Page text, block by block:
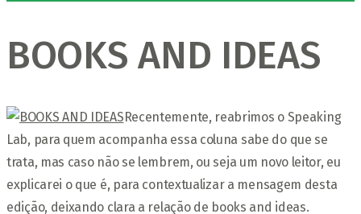
BOOKS AND IDEAS
Recentemente, reabrimos o Speaking
Lab, para quem acompanha essa coluna sabe do que se
trata, mas caso não se lembrem, ou seja um novo leitor, eu
explicarei o que é, para contextualizar a mensagem desta
edição, deixando clara a relação de books and ideas.